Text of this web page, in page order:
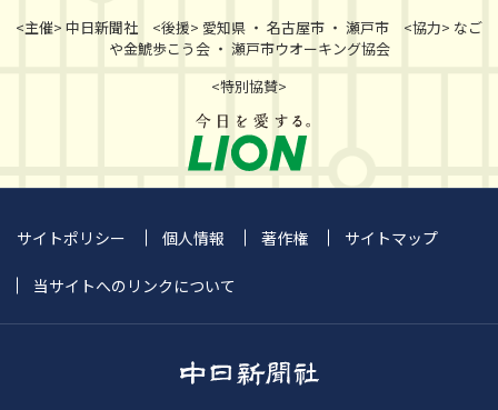
<主催> 中日新聞社 <後援> 愛知県 ・ 名古屋市 ・ 瀬戸市 <協力> なご
や金鯱歩こう会 ・ 瀬戸市ウオーキング協会
<特別協賛>
サイトポリシー 個人情報 著作権 サイトマップ
当サイトへのリンクについて